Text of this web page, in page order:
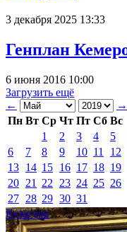
3 декабря 2025 13:33
Генплан
6 июня 2016 10:00
Загрузить ещё
←
→
Пн Вт Ср Чт Пт Сб Вс
1
2 3 4
5
6
7 8 9 10 11
12
13 14 15 16 17 18 19
20 21 22 23 24 25 26
27 28 29 30 31
Культура